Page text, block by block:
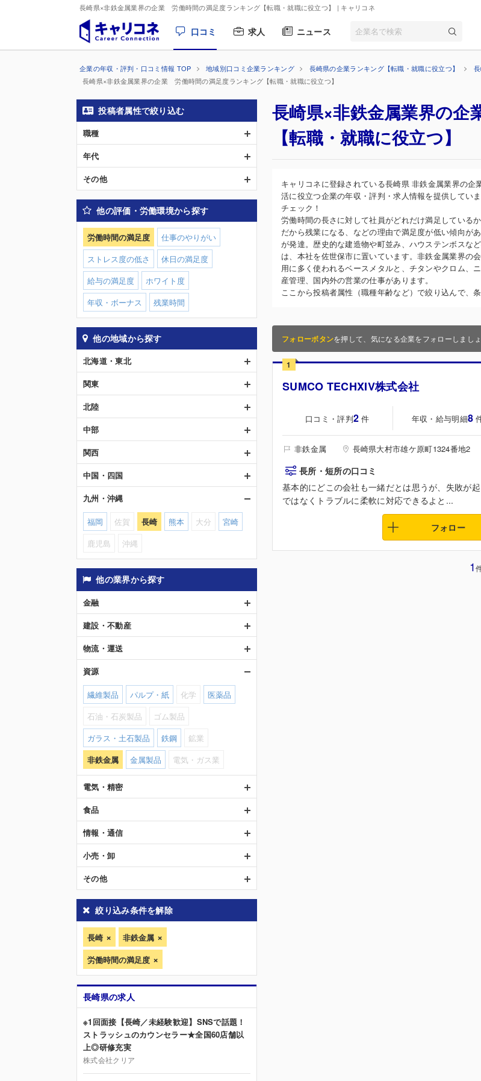
長崎県×非鉄金属業界の企業 労働時間の満足度ランキング【転職・就職に役立つ】 | キャリコネ
口コミ 求人 ニュース
企業の年収・評判・口コミ情報 TOP 地域別口コミ企業ランキング 長崎県の企業ランキング【転職・就職に役立つ】
長崎県×非鉄金属業界の企業 労働時間の満足度ランキング【転職・就職に役立つ】
長崎県×非鉄金属業界の
【転職・就職に役立つ】
キャリコネに登録されている長崎県 非鉄金属業界の
活に役立つ企業の年収・評判・求人情報を提供してい
チェック！
労働時間の長さに対して社員がどれだけ満足している
だから残業になる、などの理由で満足度が低い傾向が
が発達。歴史的な建造物や町並み、ハウステンボスな
は、本社を佐世保市に置いています。非鉄金属業界の
用に多く使われるベースメタルと、チタンやクロム、
産管理、国内外の営業の仕事があります。
ここから投稿者属性（職種年齢など）で絞り込んで、
フォローボタンを押して、気になる企業をフォローしまし
1
SUMCO TECHXIV株式会社
口コミ・評判2 件 年収・給与明細8
非鉄金属 長崎県大村市雄ケ原町1324番地2
長所・短所の口コミ
基本的にどこの会社も一緒だとは思うが、失敗が
ではなくトラブルに柔軟に対応できるよと...
フォロー
1
投稿者属性で絞り込む
職種
年代
その他
他の評価・労働環境から探す
労働時間の満足度
仕事のやりがい
ストレス度の低さ
休日の満足度
給与の満足度
ホワイト度
年収・ボーナス
残業時間
他の地域から探す
北海道・東北
関東
北陸
中部
関西
中国・四国
九州・沖縄
福岡 佐賀 長崎 熊本 大分
宮崎
鹿児島
沖縄
他の業界から探す
金融
建設・不動産
物流・運送
資源
繊維製品 パルプ・紙 化学
医薬品
石油・石炭製品
ゴム製品
ガラス・土石製品
鉄鋼
鉱業
非鉄金属
金属製品 電気・ガス業
電気・精密
食品
情報・通信
小売・卸
その他
絞り込み条件を解除
長崎
非鉄金属
労働時間の満足度
長崎県の求人
※1回面接【長崎／未経験歓迎】SNSで話題！
ストラッシュのカウンセラー★全国60店舗以
上◎研修充実
株式会社クリア